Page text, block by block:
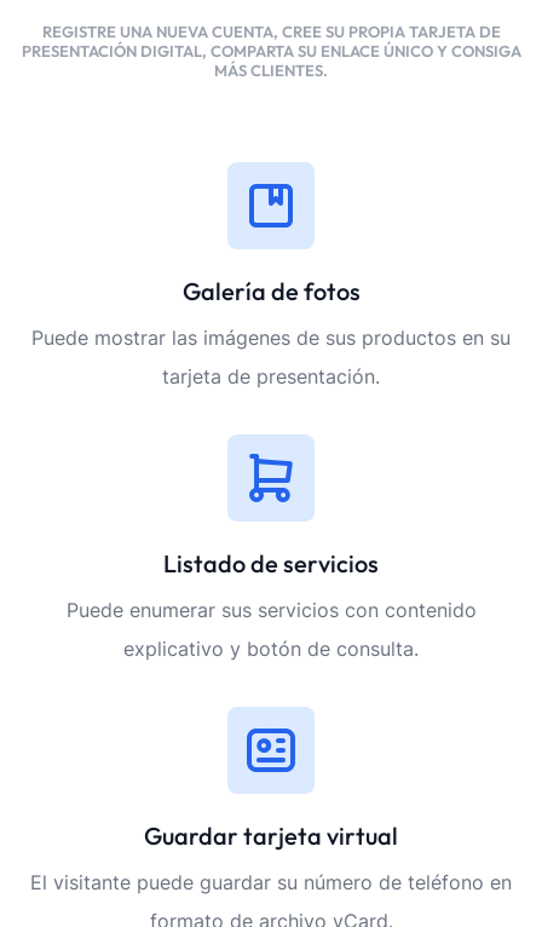
REGISTRE UNA NUEVA CUENTA, CREE SU PROPIA TARJETA DE
PRESENTACIÓN DIGITAL, COMPARTA SU ENLACE ÚNICO Y CONSIGA
MÁS CLIENTES.
Galería de fotos
Puede mostrar las imágenes de sus productos en su
tarjeta de presentación.
Listado de servicios
Puede enumerar sus servicios con contenido
explicativo y botón de consulta.
Guardar tarjeta virtual
El visitante puede guardar su número de teléfono en
formato de archivo vCard.